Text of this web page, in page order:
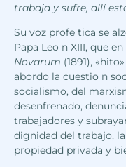
trabaja y sufre, allí
Su voz profe tica se
Papa Leo n XIII, que
Novarum (1891),
abordo la cuestio n
socialismo, del
desenfrenado,
trabajadores y
dignidad del trabajo,
propiedad privada y